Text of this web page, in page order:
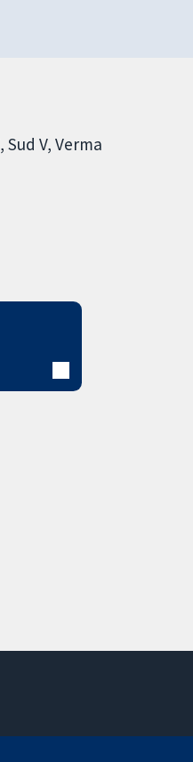
Sud V Verma